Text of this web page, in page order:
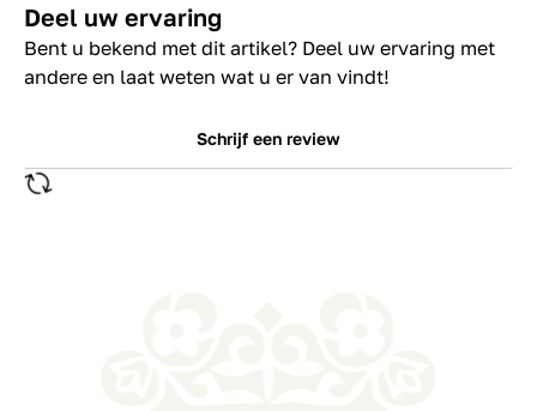
Deel uw ervaring
Bent u bekend met dit artikel? Deel uw ervaring met
andere en laat weten wat u er van vindt!
Schrijf een review